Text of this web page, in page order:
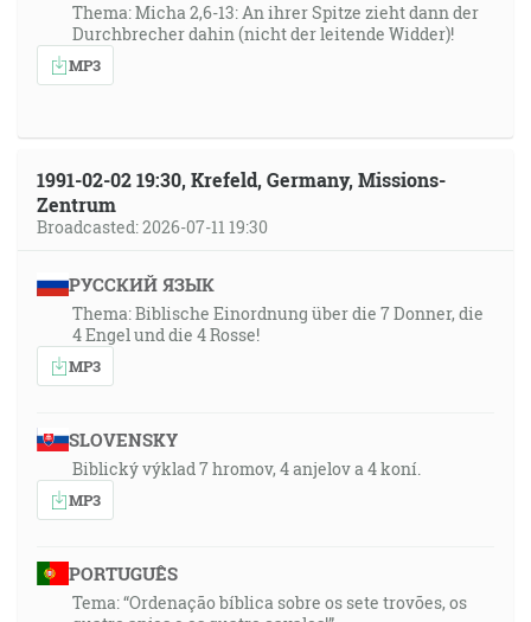
Thema: Micha 2,6-13: An ihrer Spitze zieht dann der
Durchbrecher dahin (nicht der leitende Widder)!
MP3
1991-02-02 19:30, Krefeld, Germany, Missions-
Zentrum
Broadcasted: 2026-07-11 19:30
РУССКИЙ ЯЗЫК
Thema: Biblische Einordnung über die 7 Donner, die
4 Engel und die 4 Rosse!
MP3
SLOVENSKY
Biblický výklad 7 hromov, 4 anjelov a 4 koní.
MP3
PORTUGUÊS
Tema: “Ordenação bíblica sobre os sete trovões, os